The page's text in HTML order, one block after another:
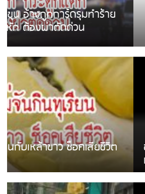
ชาวเน็ตสวดยับ! พบพม่าเร่ข
หน้าพ่อขุนฯ พอไม่ซื้อเดินตาม
ชาวเน็ตฮา! รถเครื่องแม่สาย
แล้วหนี พบเสาหัก เบรคหัก หวิ